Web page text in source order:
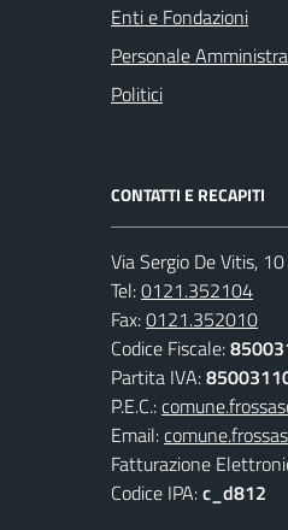
Enti e Fondazioni
Personale
Politici
CONTATTI E RECAPITI
Via Sergio De Vitis,
Tel:0121.352104
Fax:0121.352010
Codice Fiscale:
Partita IVA:
P.E.C.:
Email:
Fatturazione
Codice IPA:c_d812